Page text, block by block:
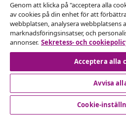
vidaXL
Upptäck mer
Genom att klicka på "acceptera alla
av cookies på din enhet för att
webbplatsen, analysera webbplatsens
marknadsföringsinsatser, och
annonser. Sekretess- och
Acceptera alla
Avvisa
Cookie-